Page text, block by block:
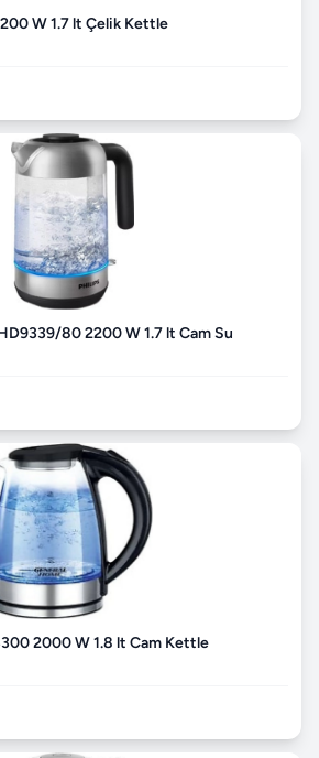
W 1.7 lt Çelik Kettle
80 2200 W 1.7 lt Cam Su
2000 W 1.8 lt Cam Kettle